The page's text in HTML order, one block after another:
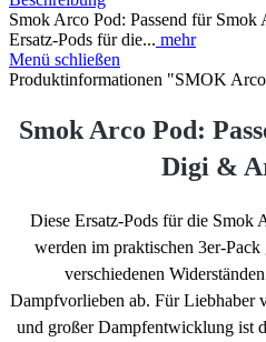
Smok Arco Pod: Passend für
Ersatz-Pods für die... mehr
Menü schließen
Produktinformationen "SMOK
Smok Arco Pod:
Digi &
Diese Ersatz-Pods für die Smok
werden im praktischen 3er-
verschiedenen
Dampfvorlieben ab. Für Liebhaber
und großer Dampfentwicklung ist